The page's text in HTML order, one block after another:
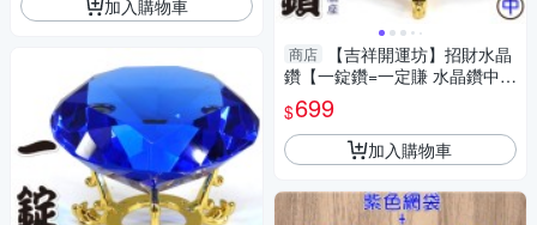
加入購物車
商店
【吉祥開運坊】招財水晶
鑽【一錠鑽=一定賺 水晶鑽中型
約7.8cm 含底座 多色可供選
擇】淨化 擇日
$699
加入購物車